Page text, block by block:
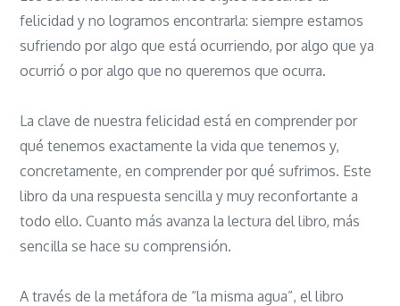
Somos
la
misma
felicidad y no logramos encontrarla: siempre estamos
sufriendo por algo que está ocurriendo, por algo que ya
ocurrió o por algo que no queremos que ocurra.
La clave de nuestra felicidad está en comprender por
qué tenemos exactamente la vida que tenemos y,
concretamente, en comprender por qué sufrimos. Este
libro da una respuesta sencilla y muy reconfortante a
todo ello. Cuanto más avanza la lectura del libro, más
sencilla se hace su comprensión.
A través de la metáfora de “la misma agua”, el libro